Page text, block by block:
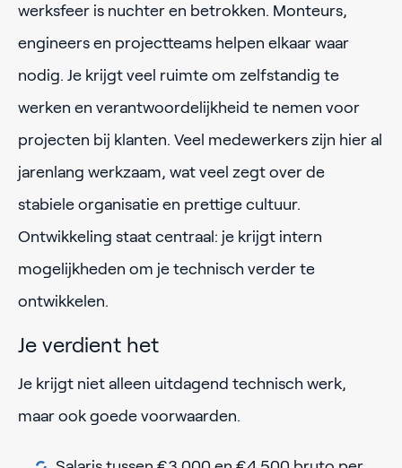
werksfeer is nuchter en betrokken. Monteurs,
engineers en projectteams helpen elkaar waar
nodig. Je krijgt veel ruimte om zelfstandig te
werken en verantwoordelijkheid te nemen voor
projecten bij klanten. Veel medewerkers zijn hier al
jarenlang werkzaam, wat veel zegt over de
stabiele organisatie en prettige cultuur.
Ontwikkeling staat centraal: je krijgt intern
mogelijkheden om je technisch verder te
ontwikkelen.
Je verdient het
Je krijgt niet alleen uitdagend technisch werk,
maar ook goede voorwaarden.